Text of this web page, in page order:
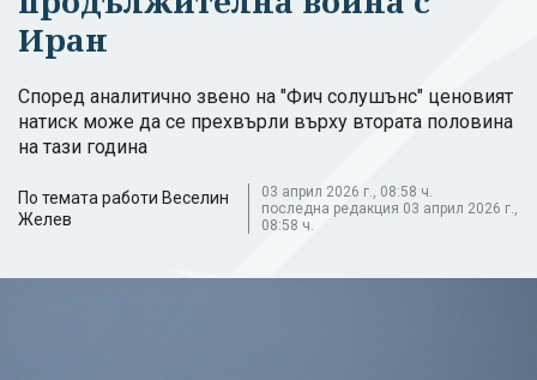
Иран
Според аналитично звено на "Фич солушънс" ценовият
натиск може да се прехвърли върху втората половина
на тази година
По темата работи Веселин
Желев
03 април 2026 г., 08:58 ч.
последна редакция 03 април 2026 г.,
08:58 ч.